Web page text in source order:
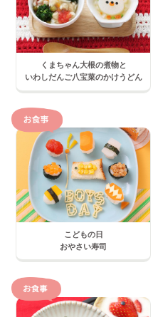
くまちゃん大根の煮物と
いわしだんご八宝菜のかけうどん
こどもの日
おやさい寿司